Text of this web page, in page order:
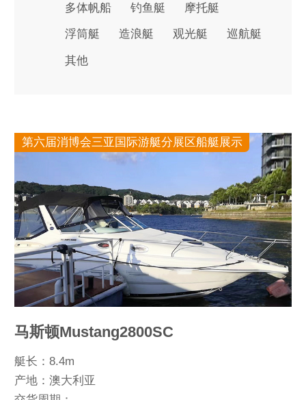
多体帆船 钓鱼艇 摩托艇
浮筒艇 造浪艇 观光艇 巡航艇
其他
第六届消博会三亚国际游艇分展区船艇展示
马斯顿Mustang2800SC
艇长：8.4m
产地：澳大利亚